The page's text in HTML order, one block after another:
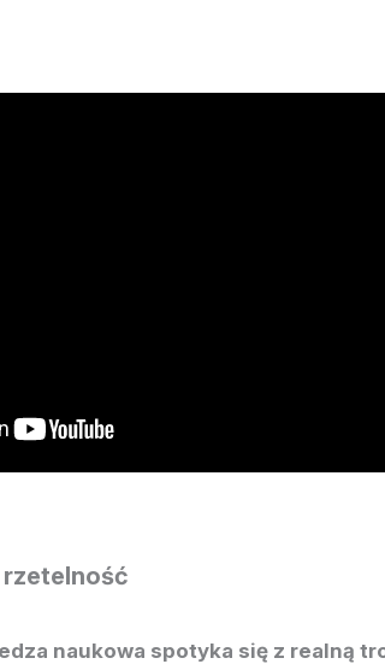
rzetelność
naukowa spotyka się z realną